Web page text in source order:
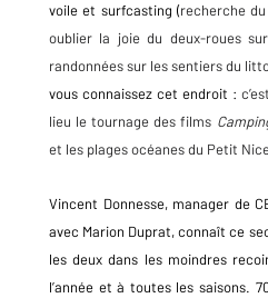
voile et surfcasting (recherche
oublier la joie du deux-roues
randonnées sur les sentiers du
vous connaissez cet endroit :
lieu le tournage des films
et les plages océanes du Petit
Vincent Donnesse, manager de
avec Marion Duprat, connaît ce
les deux dans les moindres
l’année et à toutes les saisons.